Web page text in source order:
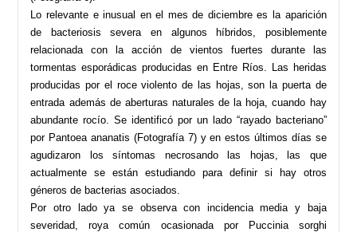
Lo relevante e inusual en el mes de diciembre es la aparición
de bacteriosis severa en algunos híbridos, posiblemente
relacionada con la acción de vientos fuertes durante las
tormentas esporádicas producidas en Entre Ríos. Las heridas
producidas por el roce violento de las hojas, son la puerta de
entrada además de aberturas naturales de la hoja, cuando hay
abundante rocío. Se identificó por un lado “rayado bacteriano”
por Pantoea ananatis (Fotografía 7) y en estos últimos días se
agudizaron los síntomas necrosando las hojas, las que
actualmente se están estudiando para definir si hay otros
géneros de bacterias asociados.
Por otro lado ya se observa con incidencia media y baja
severidad, roya común ocasionada por Puccinia sorghi